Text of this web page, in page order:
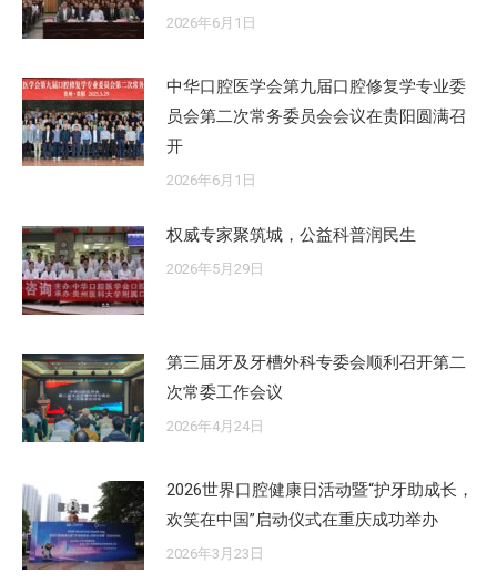
2026年6月1日
中华口腔医学会第九届口腔修复学专业委
员会第二次常务委员会会议在贵阳圆满召
开
2026年6月1日
权威专家聚筑城，公益科普润民生
2026年5月29日
第三届牙及牙槽外科专委会顺利召开第二
次常委工作会议
2026年4月24日
2026世界口腔健康日活动暨“护牙助成长，
欢笑在中国”启动仪式在重庆成功举办
2026年3月23日